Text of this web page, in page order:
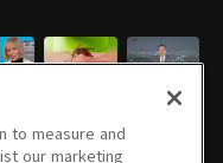
07/13/2026
to measure and
our marketing